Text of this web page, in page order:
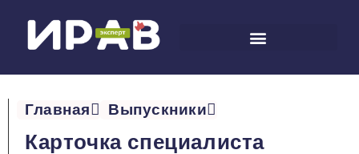
Главная Выпускники
Карточка специалиста